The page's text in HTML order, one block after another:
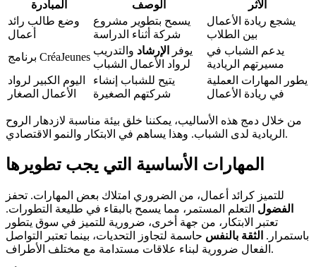
المبادرة الوصف
الأثر
وضع طالب رائد
أعمال
يسمح بتطوير مشروع
شركة أثناء الدراسة
يشجع ريادة الأعمال
بين الطلاب
برنامج CréaJeunes
يوفر الإرشاد والتدريب
لرواد الأعمال الشباب
يدعم الشباب في
مسيرتهم الريادية
اليوم الكبير لرواد
الأعمال الصغار
يتيح للشباب إنشاء
شركتهم الصغيرة
يطور المهارات العملية
في ريادة الأعمال
من خلال دمج هذه الأساليب، يمكننا خلق بيئة مناسبة لازدهار الروح
الريادية لدى الشباب. وهذا يساهم في الابتكار والنمو الاقتصادي.
المهارات الأساسية التي يجب تطويرها
للتميز كرائد أعمال، من الضروري امتلاك بعض المهارات. تحفز
الفضول التعلم المستمر، مما يسمح بالبقاء في طليعة التطورات.
تعتبر الابتكار، من جهة أخرى، ضرورية للتميز في سوق يتطور
باستمرار. الثقة بالنفس حاسمة لتجاوز التحديات، بينما تعتبر التواصل
الفعال ضرورية لبناء علاقات مستدامة مع مختلف الأطراف.